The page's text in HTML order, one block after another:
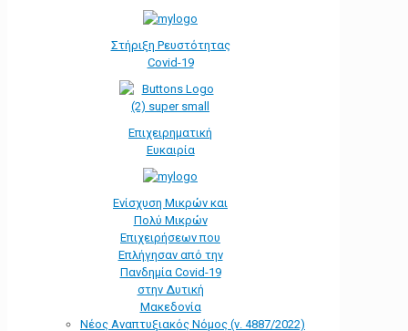
Στήριξη Ρευστότητας
Covid-19
Επιχειρηματική
Ευκαιρία
Ενίσχυση Μικρών και
Πολύ Μικρών
Επιχειρήσεων που
Επλήγησαν από την
Πανδημία Covid-19
στην Δυτική
Μακεδονία
Νέος Αναπτυξιακός Νόμος (ν. 4887/2022)